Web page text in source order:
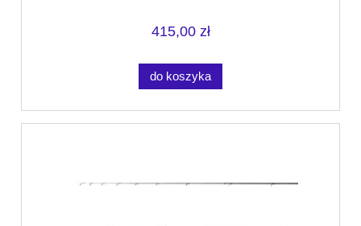
415,00 zł
do koszyka